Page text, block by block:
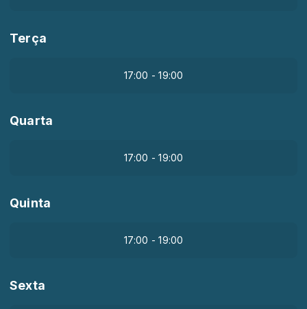
Terça
17:00 - 19:00
Quarta
17:00 - 19:00
Quinta
17:00 - 19:00
Sexta